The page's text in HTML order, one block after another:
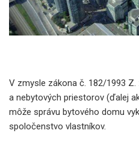
V zmysle zákona č. 182/1993
a nebytových priestorov (ďalej
môže správu bytového domu
spoločenstvo vlastníkov.